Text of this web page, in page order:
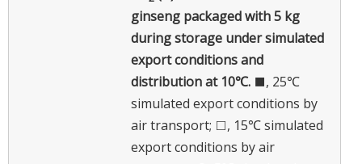
ginseng packaged with 5 kg
during storage under simulated
export conditions and
distribution at 10℃. ■, 25℃
simulated export conditions by
air transport; □, 15℃ simulated
export conditions by air